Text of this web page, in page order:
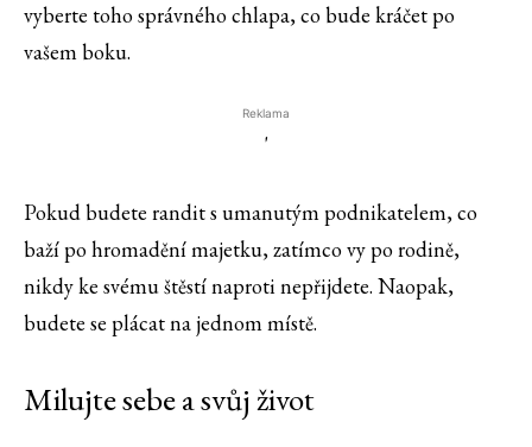
vyberte toho správného chlapa, co bude kráčet po
vašem boku.
Reklama
'
Pokud budete randit s umanutým podnikatelem, co
baží po hromadění majetku, zatímco vy po rodině,
nikdy ke svému štěstí naproti nepřijdete. Naopak,
budete se plácat na jednom místě.
Milujte sebe a svůj život